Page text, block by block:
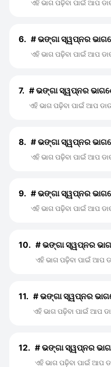
ଏହି ଭାଗ ପଢ଼ିବା ପାଇଁ ଆପ
6. # ଭଙ୍ଗା ସ୍ୱପ୍ନର
ଏହି ଭାଗ ପଢ଼ିବା ପାଇଁ ଆପ
7. # ଭଙ୍ଗା ସ୍ୱପ୍ନର
ଏହି ଭାଗ ପଢ଼ିବା ପାଇଁ ଆପ
8. # ଭଙ୍ଗା ସ୍ୱପ୍ନର
ଏହି ଭାଗ ପଢ଼ିବା ପାଇଁ ଆପ
9. # ଭଙ୍ଗା ସ୍ୱପ୍ନର
ଏହି ଭାଗ ପଢ଼ିବା ପାଇଁ ଆପ
10. # ଭଙ୍ଗା ସ୍ୱପ୍ନର
ଏହି ଭାଗ ପଢ଼ିବା ପାଇଁ ଆପ
11. # ଭଙ୍ଗା ସ୍ୱପ୍ନର
ଏହି ଭାଗ ପଢ଼ିବା ପାଇଁ ଆପ
12. # ଭଙ୍ଗା ସ୍ୱପ୍ନର
ଏହି ଭାଗ ପଢ଼ିବା ପାଇଁ ଆପ